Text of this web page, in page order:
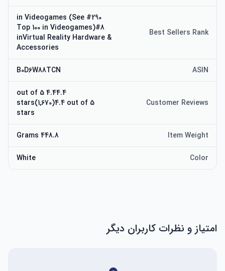
Best Sellers Rank
#290 in Videogames (See
Top 100 in Videogames)#8
inVirtual Reality Hardware &
Accessories
ASIN
B0D6W88TCN
Customer Reviews
4.44.4 out of 5
stars(1,670)4.4 out of 5
stars
Item Weight
448.8 Grams
Color
White
امتیاز و نظرات کاربران دیگر